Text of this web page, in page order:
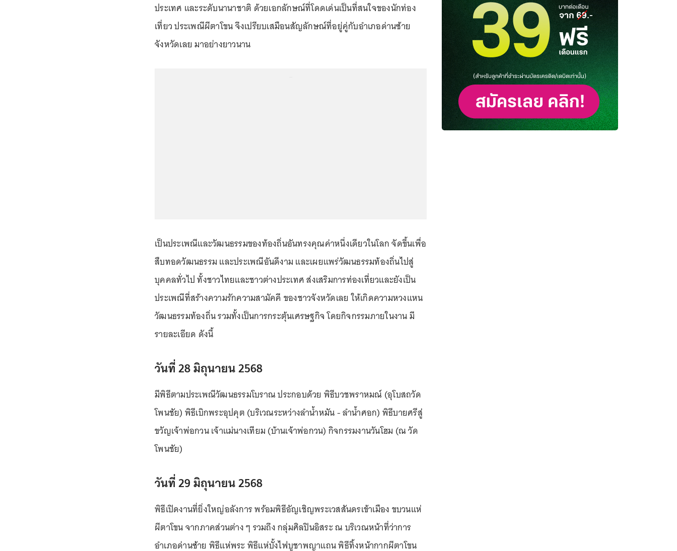
ประเทศ และระดับนานาชาติ ด้วยเอกลักษณ์ที่โดดเด่นเป็นที่สนใจของนักท่อง
เที่ยว ประเพณีผีตาโขน จึงเปรียบเสมือนสัญลักษณ์ที่อยู่คู่กับอำเภอด่านซ้าย
จังหวัดเลย มาอย่างยาวนาน
เป็นประเพณีและวัฒนธรรมของท้องถิ่นอันทรงคุณค่าหนึ่งเดียวในโลก จัดขึ้นเพื่อ
สืบทอดวัฒนธรรม และประเพณีอันดีงาม และเผยแพร่วัฒนธรรมท้องถิ่นไปสู่
บุคคลทั่วไป ทั้งชาวไทยและชาวต่างประเทศ ส่งเสริมการท่องเที่ยวและยังเป็น
ประเพณีที่สร้างความรักความสามัคคี ของชาวจังหวัดเลย ให้เกิดความหวงแหน
วัฒนธรรมท้องถิ่น รวมทั้งเป็นการกระตุ้นเศรษฐกิจ โดยกิจกรรมภายในงาน มี
รายละเอียด ดังนี้
วันที่ 28 มิถุนายน 2568
มีพิธีตามประเพณีวัฒนธรรมโบราณ ประกอบด้วย พิธีบวชพราหมณ์ (อุโบสถวัด
โพนชัย) พิธีเบิกพระอุปคุต (บริเวณระหว่างลำน้ำหมัน - ลำน้ำศอก) พิธีบายศรีสู่
ขวัญเจ้าพ่อกวน เจ้าแม่นางเทียม (บ้านเจ้าพ่อกวน) กิจกรรมงานวันโฮม (ณ วัด
โพนชัย)
วันที่ 29 มิถุนายน 2568
พิธีเปิดงานที่ยิ่งใหญ่อลังการ พร้อมพิธีอัญเชิญพระเวสสันดรเข้าเมือง ขบวนแห่
ผีตาโขน จากภาคส่วนต่าง ๆ รวมถึง กลุ่มศิลปินอิสระ ณ บริเวณหน้าที่ว่าการ
อำเภอด่านซ้าย พิธีแห่พระ พิธีแห่บั้งไฟบูชาพญาแถน พิธีทิ้งหน้ากากผีตาโขน